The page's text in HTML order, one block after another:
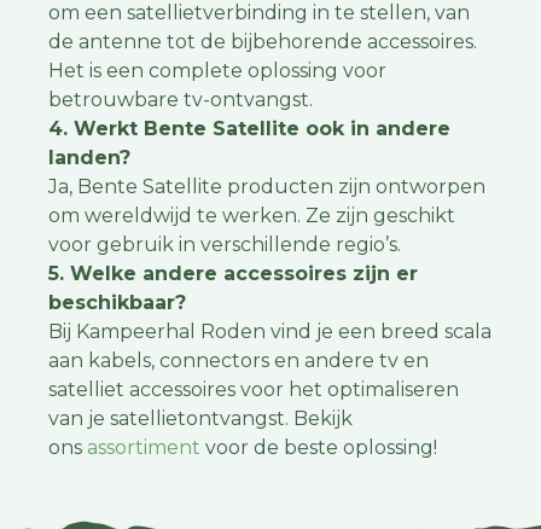
om een satellietverbinding in te stellen, van
de antenne tot de bijbehorende accessoires.
Het is een complete oplossing voor
betrouwbare tv-ontvangst.
4. Werkt Bente Satellite ook in andere
landen?
Ja, Bente Satellite producten zijn ontworpen
om wereldwijd te werken. Ze zijn geschikt
voor gebruik in verschillende regio’s.
5. Welke andere accessoires zijn er
beschikbaar?
Bij Kampeerhal Roden vind je een breed scala
aan kabels, connectors en andere tv en
satelliet accessoires voor het optimaliseren
van je satellietontvangst. Bekijk
ons assortiment voor de beste oplossing!